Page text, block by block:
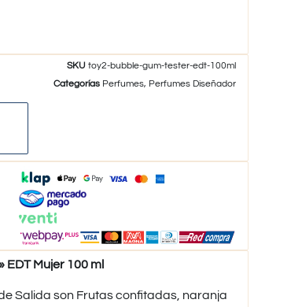
SKUtoy2-bubble-gum-tester-edt-100ml
Categorías Perfumes, Perfumes Diseñador
EDT Mujer 100 ml
Salida son Frutas confitadas, naranja